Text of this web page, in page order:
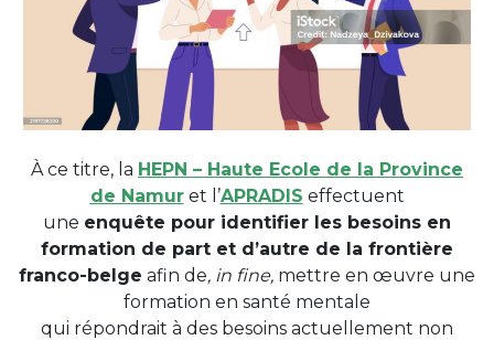
À ce titre, la HEPN – Haute Ecole de la Province
de Namuret l’APRADIS effectuent
une enquête pour identifier les besoins en
formation de part et d’autre de la frontière
franco-belge afin de, in fine, mettre en œuvre une
formation en santé mentale
qui répondrait à des besoins actuellement non